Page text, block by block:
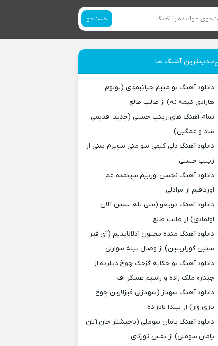
جستجو
جدیدترین آهنگ ها
دانلود آهنگ بو منیم حیاتیمدی (یولوم
هارادی کیمه نه) از طالب طالع
تمام آهنگ های زینب حسنی (جدید، قدیمی،
شاد و غمگین)
دانلود آهنگ دلی کیمی سو منی سویرم سنی از
زینب حسنی
دانلود آهنگ نجسن اورییم سینمده غم
اورتاقیم از مرادلی
دانلود آهنگ دویغو (منی بله غمدن آلان
اولمادی) از طالب طالع
دانلود آهنگ منده مجنون آدلانایدیم (آی قیز
سنین گوزلرینین) از وصال بیله سوارلی
دانلود آهنگ بو حکایه گزجک چوخ دیلرده از
چیناره ملک زاده و راسیم عسگر اف
دانلود آهنگ شهناز (شهنازلی قیزلارین چوخ
نازی وار) از لیندا بابازاده
دانلود آهنگ یامان سوملی (باخیشلار جان آلان
یامان سوملی) از نفس تورکای